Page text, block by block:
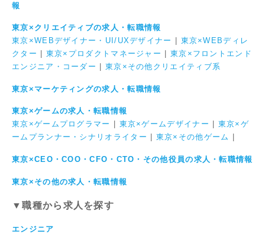
報
東京×クリエイティブの求人・転職情報
東京×WEBデザイナー・UI/UXデザイナー
東京×WEBディレ
クター
東京×プロダクトマネージャー
東京×フロントエンド
エンジニア・コーダー
東京×その他クリエイティブ系
東京×マーケティングの求人・転職情報
東京×ゲームの求人・転職情報
東京×ゲームプログラマー
東京×ゲームデザイナー
東京×ゲ
ームプランナー・シナリオライター
東京×その他ゲーム
東京×CEO・COO・CFO・CTO・その他役員の求人・転職情報
東京×その他の求人・転職情報
▼職種から求人を探す
エンジニア